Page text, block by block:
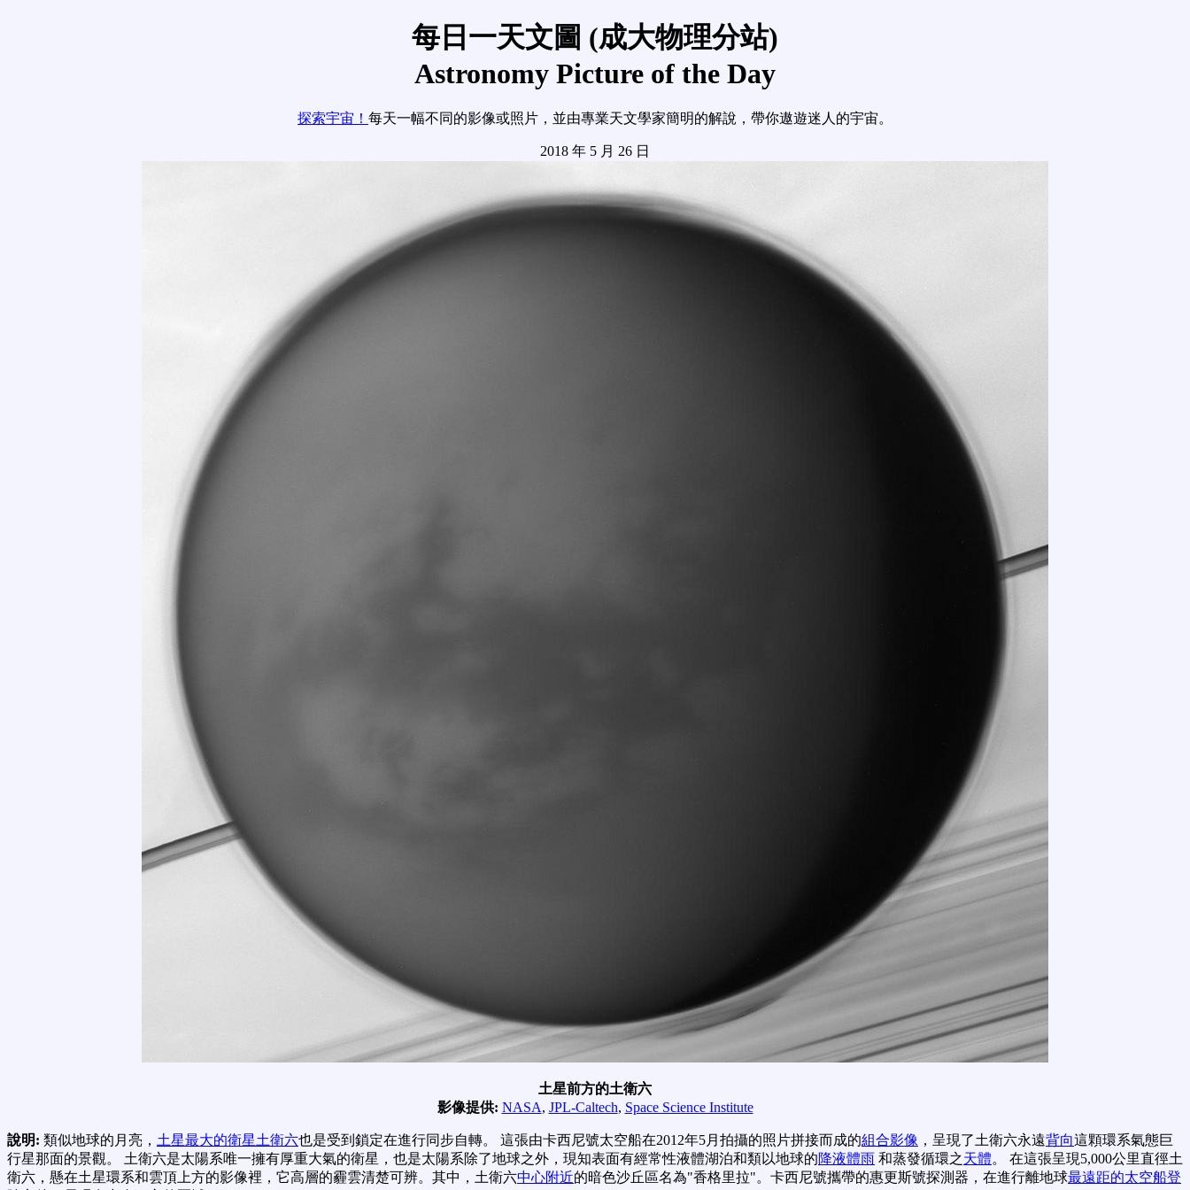
每日一天文圖 (成大物理分站)
Astronomy Picture of the Day
探索宇宙！ 每天一幅不同的影像或照片，並由專業天文學家簡明的解說，帶你遨遊迷人的宇宙。
2018 年 5 月 26 日
土星前方的土衛六
影像提供: NASA, JPL-Caltech, Space Science Institute
說明: 類似地球的月亮， 土星最大的衛星土衛六也是受到鎖定在進行同步自轉。 這張由卡西尼號太空船在2012年5月拍攝的照片拼接而成的組合影像 ，呈現了土衛六永遠背向這顆環系氣態巨
行星那面的景觀。 土衛六是太陽系唯一擁有厚重大氣的衛星，也是太陽系除了地球之外，現知表面有經常性液體湖泊和類以地球的降液體雨 和蒸發循環之天體。 在這張呈現5,000公里直徑土
衛六，懸在土星環系和雲頂上方的影像裡，它高層的霾雲清楚可辨。其中，土衛六中心附近的暗色沙丘區名為"香格里拉"。卡西尼號攜帶的惠更斯號探測器，在進行離地球最遠距的太空船登